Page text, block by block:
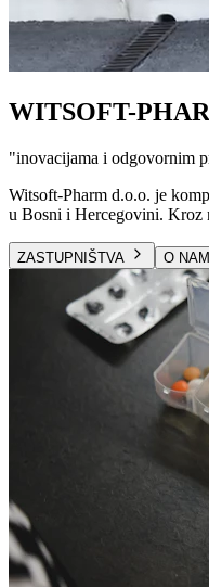
WITSOFT-
"inovacijama i odgovornim
Witsoft-Pharm d.o.o. je
u Bosni i Hercegovini. Kroz
ZASTUPNIŠTVA O